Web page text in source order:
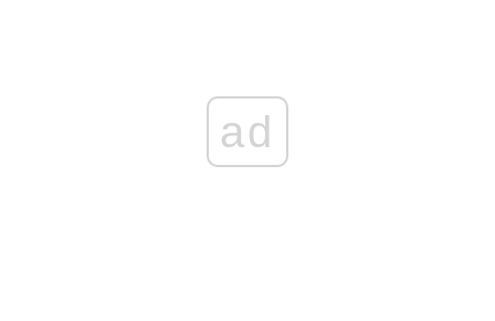
ad